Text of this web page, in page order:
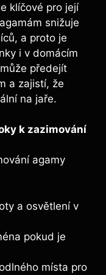
klíčové pro její
snižuje
a proto je
i v domácím
předejít
a zajistí, že
na jaře.
k zazimování
agamy
a osvětlení v
pokud je
místa pro